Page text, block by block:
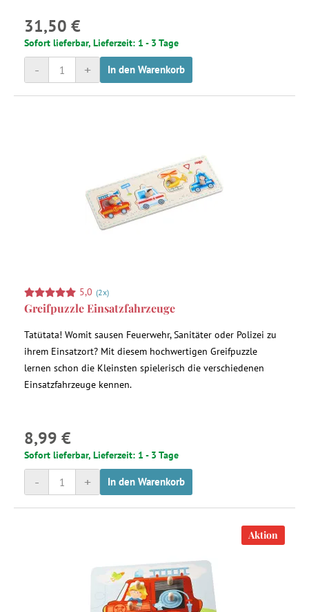
31,50 €
Sofort lieferbar, Lieferzeit: 1 - 3 Tage
+
- In den Warenkorb
5,0 (2x)
Greifpuzzle Einsatzfahrzeuge
Tatütata! Womit sausen Feuerwehr, Sanitäter oder Polizei zu
ihrem Einsatzort? Mit diesem hochwertigen Greifpuzzle
lernen schon die Kleinsten spielerisch die verschiedenen
Einsatzfahrzeuge kennen.
8,99 €
Sofort lieferbar, Lieferzeit: 1 - 3 Tage
+
- In den Warenkorb
Aktion